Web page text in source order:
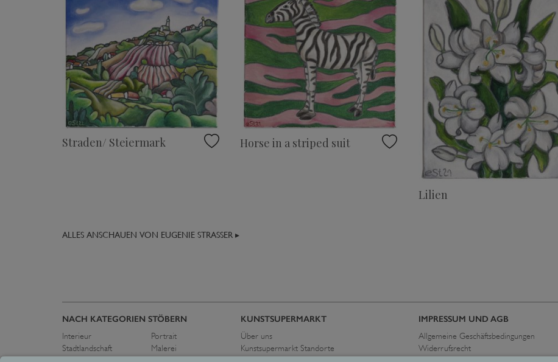
Straden/ Steiermark Horse in a striped suit
Lilien
ALLES ANSCHAUEN VON EUGENIE STRASSER ▸
NACH KATEGORIEN STÖBERN
Interieur
Stadtlandschaft
Portrait
Malerei
KUNSTSUPERMARKT
Über uns
Kunstsupermarkt Standorte
IMPRESSUM UND AGB
Allgemeine Geschäftsbedingungen
Widerrufsrecht